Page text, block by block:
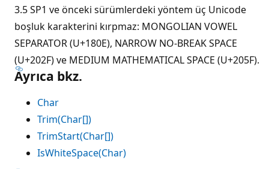
3.5 SP1 ve önceki sürümlerdeki yöntem üç Unicode
boşluk karakterini kırpmaz: MONGOLIAN VOWEL
SEPARATOR (U+180E), NARROW NO-BREAK SPACE
(U+202F) ve MEDIUM MATHEMATICAL SPACE (U+205F).
Ayrıca bkz.
Char
Trim(Char[])
TrimStart(Char[])
IsWhiteSpace(Char)